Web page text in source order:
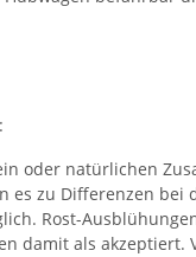
oder natürlichen
es zu Differenzen
Rost-
damit als